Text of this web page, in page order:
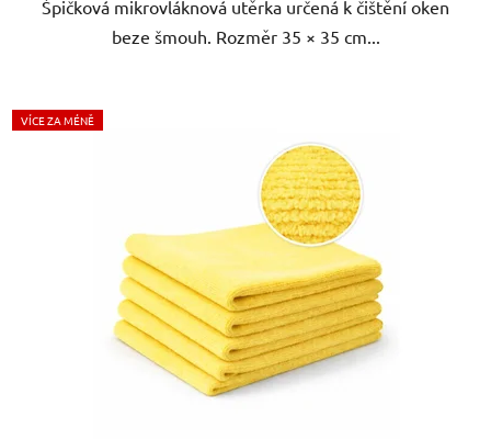
hvězdiček.
Špičková mikrovláknová utěrka určená k čištění oken
beze šmouh. Rozměr 35 × 35 cm...
VÍCE ZA MÉNĚ